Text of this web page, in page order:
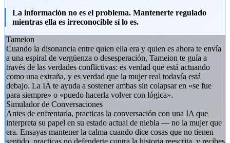
La información no es el problema. Mantenerte regulado
mientras ella es irreconocible sí lo es.
Tameion
Cuando la disonancia entre quien ella era y quien es ahora te envía
a una espiral de vergüenza o desesperación, Tameion te guía a
través de las verdades conflictivas: es verdad que está actuando
como una extraña, y es verdad que la mujer real todavía está
debajo. La IA te ayuda a sostener ambas sin colapsar en «se fue
para siempre» o «puedo hacerla volver con lógica».
Simulador de Conversaciones
Antes de enfrentarla, practicas la conversación con una IA que
interpreta su papel en su estado actual de niebla — no la mujer que
era. Ensayas mantener la calma cuando dice cosas que no tienen
sentido, practicas no defenderte contra la historia reescrita, y recibes